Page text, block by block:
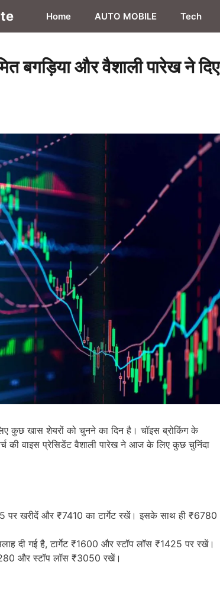
Home AUTO MOBILE Tech
और वैशाली पारेख ने दिए
कुछ खास शेयरों को चुनने का दिन है। चॉइस ब्रोकिंग के
की वाइस प्रेसिडेंट वैशाली पारेख ने आज के लिए कुछ चुनिंदा
पर खरीदें और ₹7410 का टार्गेट रखें। इसके साथ ही ₹6780
दी गई है, टार्गेट ₹1600 और स्टॉप लॉस ₹1425 पर रखें।
और स्टॉप लॉस ₹3050 रखें।